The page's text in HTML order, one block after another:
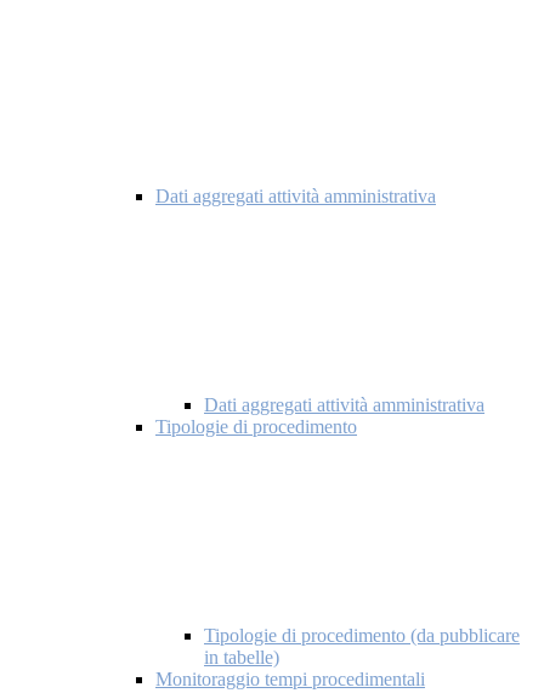
Dati aggregati attività amministrativa
Dati aggregati attività amministrativa
Tipologie di procedimento
Tipologie di procedimento (da pubblicare
in tabelle)
Monitoraggio tempi procedimentali